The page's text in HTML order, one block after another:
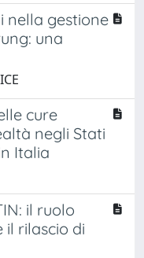
nella gestione
una
cure
negli Stati
Italia
il ruolo
rilascio di